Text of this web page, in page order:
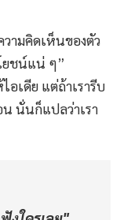
ามคิดเห็นของตัว
ยชน์แน่ ๆ”
อเดีย แต่ถ้าเรารีบ
นั่นก็แปลว่าเรา